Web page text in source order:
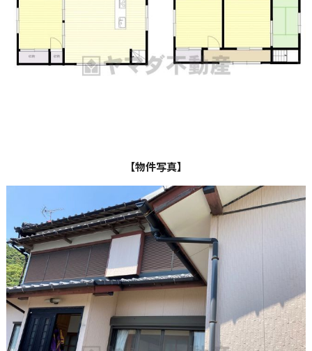
【物件写真】